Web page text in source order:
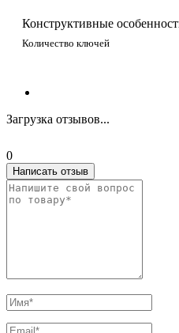
Конструктивные
Количество ключей
Загрузка отзывов...
0
Написать отзыв